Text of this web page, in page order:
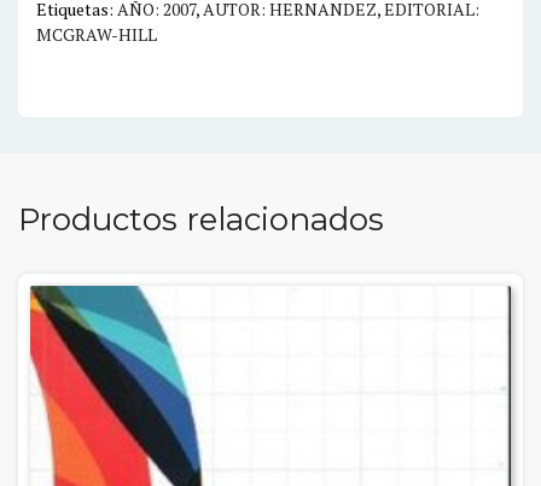
Etiquetas: AÑO: 2007, AUTOR: HERNANDEZ,EDITORIAL:
MCGRAW-HILL
Productos relacionados